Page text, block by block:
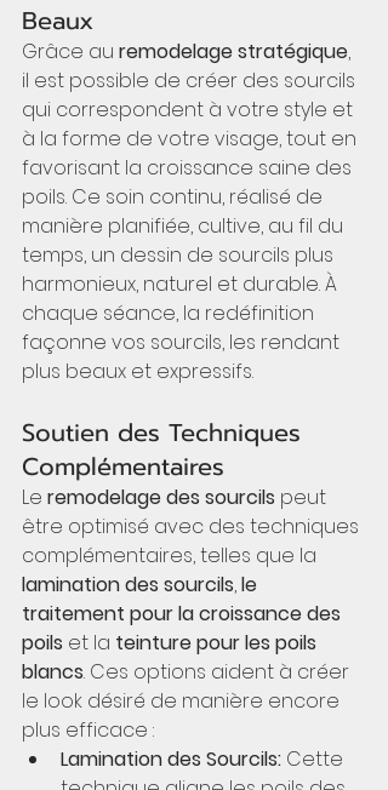
Beaux
Grâce au remodelage stratégique,
il est possible de créer des sourcils
qui correspondent à votre style et
à la forme de votre visage, tout en
favorisant la croissance saine des
poils. Ce soin continu, réalisé de
manière planifiée, cultive, au fil du
temps, un dessin de sourcils plus
harmonieux, naturel et durable. À
chaque séance, la redéfinition
façonne vos sourcils, les rendant
plus beaux et expressifs.
Soutien des Techniques
Complémentaires
Le remodelage des sourcils peut
être optimisé avec des techniques
complémentaires, telles que la
lamination des sourcils, le
traitement pour lacroissance des
poils et la teinture pour les poils
blancs. Ces options aident à créer
le look désiré de manière encore
plus efficace :
Laminationdes Sourcils: Cette